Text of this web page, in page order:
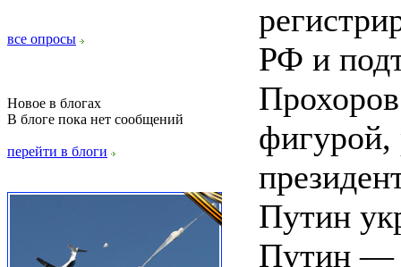
все опросы
Новое в блогах
В блоге пока нет сообщений
перейти в блоги
РФ и
фигурой,
Путин
Путин —